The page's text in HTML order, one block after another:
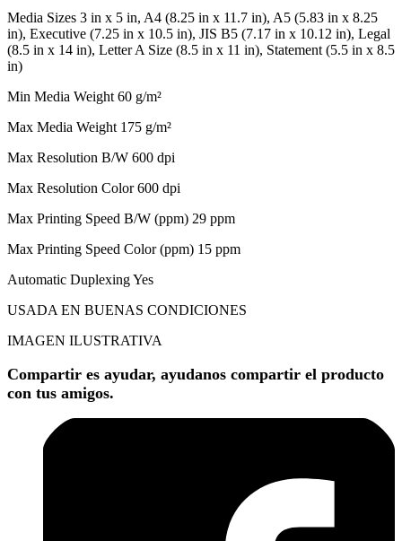
Media Sizes 3 in x 5 in, A4 (8.25 in x 11.7 in), A5 (5.83 in x 8.25
in), Executive (7.25 in x 10.5 in), JIS B5 (7.17 in x 10.12 in), Legal
(8.5 in x 14 in), Letter A Size (8.5 in x 11 in), Statement (5.5 in x 8.5
in)
Min Media Weight 60 g/m²
Max Media Weight 175 g/m²
Max Resolution B/W 600 dpi
Max Resolution Color 600 dpi
Max Printing Speed B/W (ppm) 29 ppm
Max Printing Speed Color (ppm) 15 ppm
Automatic Duplexing Yes
USADA EN BUENAS CONDICIONES
IMAGEN ILUSTRATIVA
Compartir es ayudar, ayudanos compartir el producto
con tus amigos.